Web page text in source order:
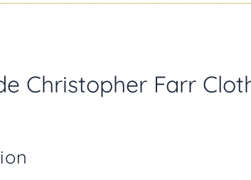
Christopher Farr